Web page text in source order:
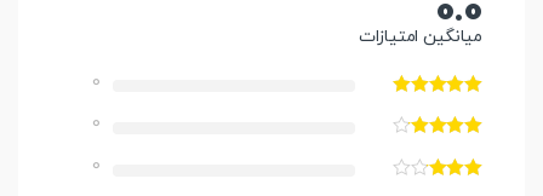
0.0
میانگین امتیازات
0
0
0